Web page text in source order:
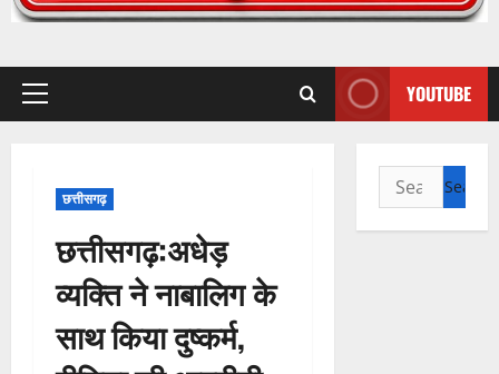
Primary
YOUTUBE
छत्तीसगढ़
छत्तीसगढ़:अधेड़
व्यक्ति ने नाबालिग के
साथ किया दुष्कर्म,
Search
for: